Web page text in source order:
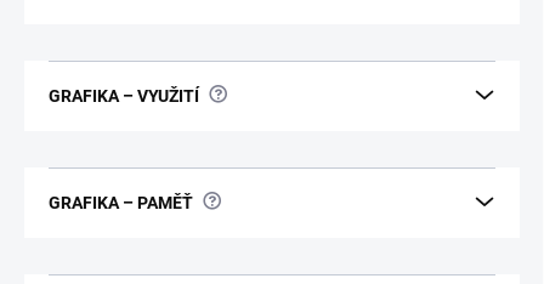
GRAFIKA – VYUŽITÍ ?
GRAFIKA – PAMĚŤ ?